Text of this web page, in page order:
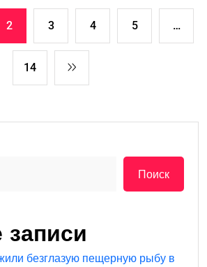
2 3 4 5 …
14
Поиск
безглазую пещерную рыбу в